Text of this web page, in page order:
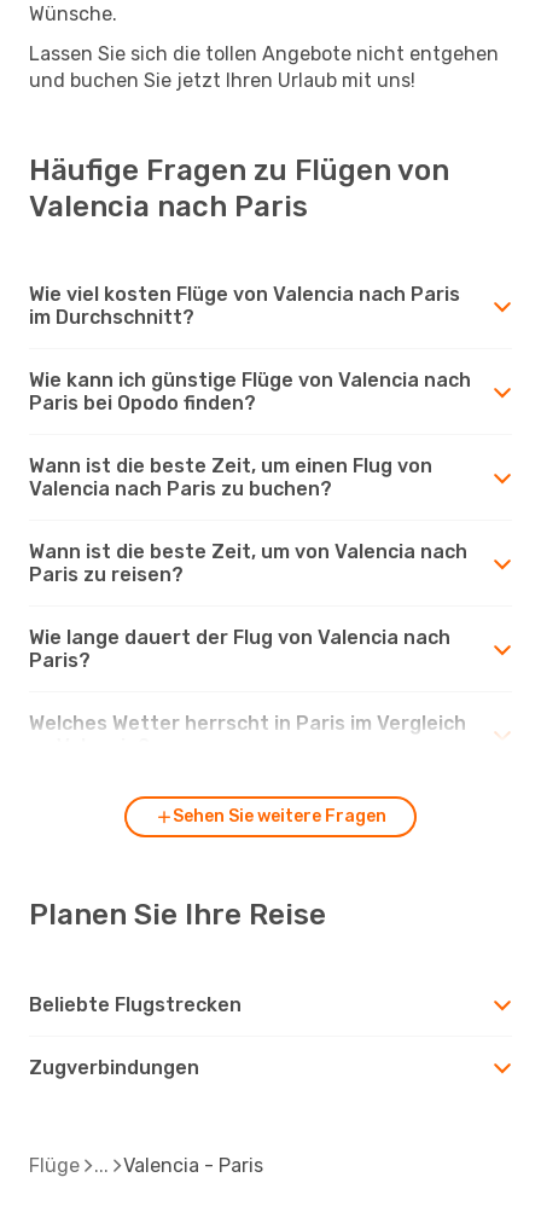
Wünsche.
Lassen Sie sich die tollen Angebote nicht entgehen
und buchen Sie jetzt Ihren Urlaub mit uns!
Häufige Fragen zu Flügen von
Valencia nach Paris
Wie viel kosten Flüge von Valencia nach Paris
im Durchschnitt?
Wie kann ich günstige Flüge von Valencia nach
Paris bei Opodo finden?
Wann ist die beste Zeit, um einen Flug von
Valencia nach Paris zu buchen?
Wann ist die beste Zeit, um von Valencia nach
Paris zu reisen?
Wie lange dauert der Flug von Valencia nach
Paris?
Welches Wetter herrscht in Paris im Vergleich
Sehen Sie weitere Fragen
Planen Sie Ihre Reise
Beliebte Flugstrecken
Zugverbindungen
Flüge Valencia - Paris